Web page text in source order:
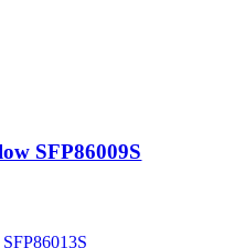
SFP86009S